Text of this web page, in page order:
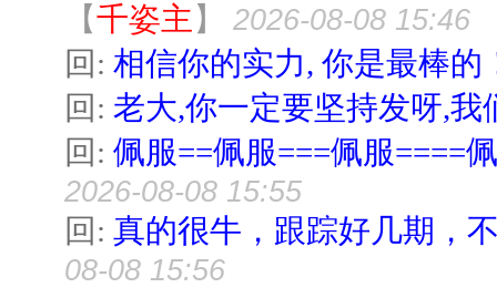
【千姿主 】 2026-08-08 15:46
回: 相信你的实力, 你是最棒的
回: 老大,你一定要坚持发呀,我
回: 佩服==佩服===佩服====
2026-08-08 15:55
回: 真的很牛，跟踪好几期，
08-08 15:56